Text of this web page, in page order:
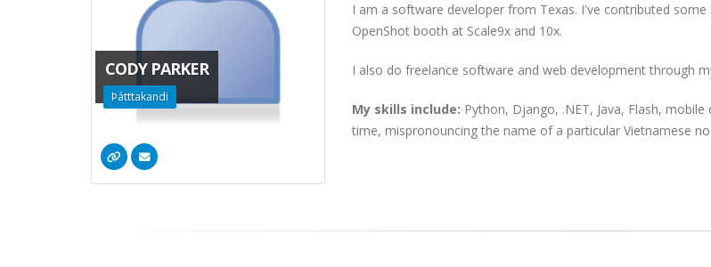
CODY PARKER
Þátttakandi
I am a software developer from Texas. I've contributed
OpenShot booth at Scale9x and 10x.
I also do freelance software and web development through
My skills include: Python, Django, .NET, Java, Flash,
time, mispronouncing the name of a particular Vietnamese